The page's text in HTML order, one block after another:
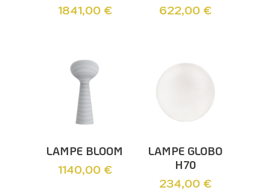
1841,00 € 622,00 €
Ajouter Au
LAMPE BLOOM
1140,00 €
Ajouter Au
Panier
LAMPE GLOBO
H70
234,00 €